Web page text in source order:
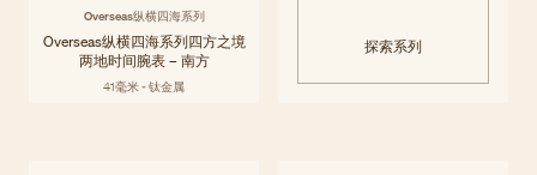
Overseas纵横四海系列
Overseas纵横四海系列四方之境
两地时间腕表 – 南方
41毫米 - 钛金属
探索系列